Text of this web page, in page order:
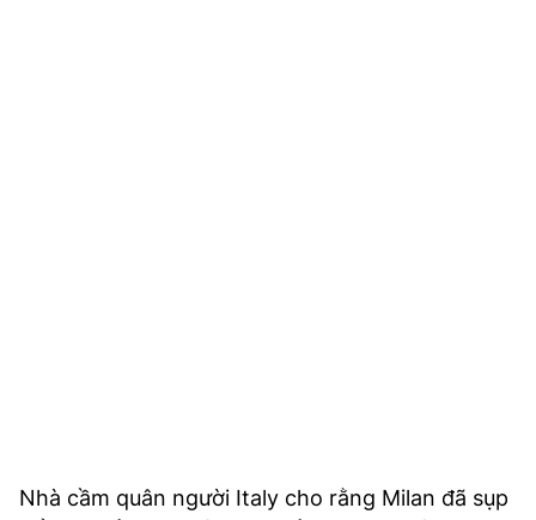
Nhà cầm quân người Italy cho rằng Milan đã sụp